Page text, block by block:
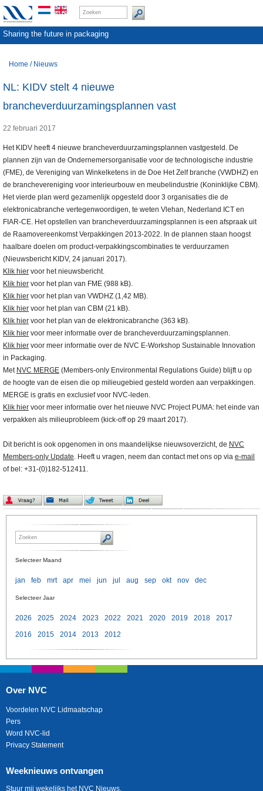
Sharing the future in packaging
Home / Nieuws
NL: KIDV stelt 4 nieuwe
brancheverduurzamingsplannen vast
22 februari 2017
Het KIDV heeft 4 nieuwe brancheverduurzamingsplannen vastgesteld. De
plannen zijn van de Ondernemersorganisatie voor de technologische industrie
(FME), de Vereniging van Winkelketens in de Doe Het Zelf branche (VWDHZ) en
de branchevereniging voor interieurbouw en meubelindustrie (Koninklijke CBM).
Het vierde plan werd gezamenlijk opgesteld door 3 organisaties die de
elektronicabranche vertegenwoordigen, te weten Vlehan, Nederland ICT en
FIAR-CE. Het opstellen van brancheverduurzamingsplannen is een afspraak uit
de Raamovereenkomst Verpakkingen 2013-2022. In de plannen staan hoogst
haalbare doelen om product-verpakkingscombinaties te verduurzamen
(Nieuwsbericht KIDV, 24 januari 2017).
Klik hier voor het nieuwsbericht.
Klik hier voor het plan van FME (988 kB).
Klik hier voor het plan van VWDHZ (1,42 MB).
Klik hier voor het plan van CBM (21 kB).
Klik hier voor het plan van de elektronicabranche (363 kB).
Klik hier voor meer informatie over de brancheverduurzamingsplannen.
Klik hier voor meer informatie over de NVC E-Workshop Sustainable Innovation
in Packaging.
Met NVC MERGE (Members-only Environmental Regulations Guide) blijft u op
de hoogte van de eisen die op milieugebied gesteld worden aan verpakkingen.
MERGE is gratis en exclusief voor NVC-leden.
Klik hier voor meer informatie over het nieuwe NVC Project PUMA: het einde van
verpakken als milieuprobleem (kick-off op 29 maart 2017).
Dit bericht is ook opgenomen in ons maandelijkse nieuwsoverzicht, de NVC
Members-only Update. Heeft u vragen, neem dan contact met ons op via e-mail
of bel: +31-(0)182-512411.
Selecteer Maand
jan feb mrt apr mei jun jul aug sep okt nov dec
Selecteer Jaar
2026 2025 2024 2023 2022 2021 2020 2019 2018
2017
2016
2015 2014 2013 2012
Over NVC
Voordelen NVC Lidmaatschap
Pers
Word NVC-lid
Privacy Statement
Weeknieuws ontvangen
Stuur mij wekelijks het NVC Nieuws.